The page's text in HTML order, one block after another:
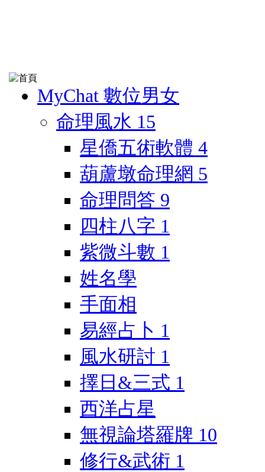
MyChat 數位男女
命理風水 15
星僑五術軟體 4
葫蘆墩命理網 5
命理問答 9
四柱八字 1
紫微斗數 1
姓名學
手面相
易經占卜 1
風水研討 1
擇日&三式 1
西洋占星
無視論塔羅牌 10
修行&武術 1